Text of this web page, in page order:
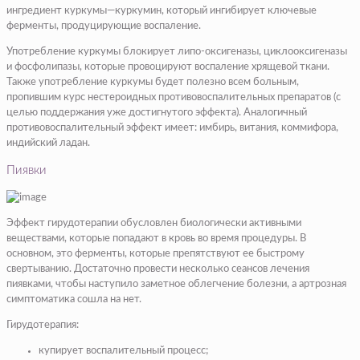
ингредиент куркумы—куркумин, который ингибирует ключевые
ферменты, продуцирующие воспаление.
Употребление куркумы блокирует липо-оксигеназы, циклооксигеназы
и фосфолипазы, которые провоцируют воспаление хрящевой ткани.
Также употребление куркумы будет полезно всем больным,
пропившим курс нестероидных противовоспалительных препаратов (с
целью поддержания уже достигнутого эффекта). Аналогичный
противовоспалительный эффект имеет: имбирь, витания, коммифора,
индийский ладан.
Пиявки
Эффект гирудотерапии обусловлен биологически активными
веществами, которые попадают в кровь во время процедуры. В
основном, это ферменты, которые препятствуют ее быстрому
свертыванию. Достаточно провести несколько сеансов лечения
пиявками, чтобы наступило заметное облегчение болезни, а артрозная
симптоматика сошла на нет.
Гирудотерапия:
купирует воспалительный процесс;